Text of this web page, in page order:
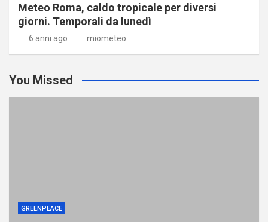
Meteo Roma, caldo tropicale per diversi
giorni. Temporali da lunedì
6 anni ago miometeo
You Missed
GREENPEACE